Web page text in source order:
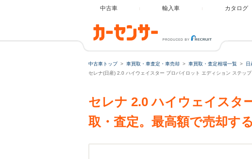
中古車 輸入車 カタログ
中古車トップ 車買取・車査定・車売却 車買取・査定相場一覧 日
セレナ(日産) 2.0 ハイウェイスター プロパイロット エディション ステッ
セレナ 2.0 ハイウェイスタ
取・査定。最高額で売却す